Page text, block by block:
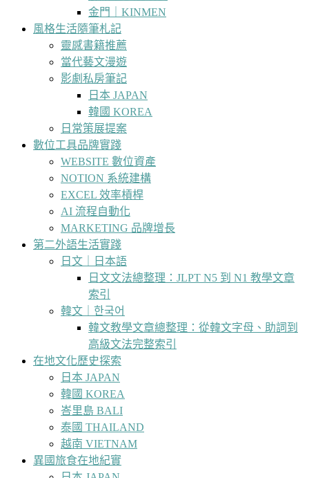
金門｜KINMEN
風格生活隨筆札記
靈感書籍推薦
當代藝文漫遊
影劇私房筆記
日本 JAPAN
韓國 KOREA
日常策展提案
數位工具品牌實踐
WEBSITE 數位資產
NOTION 系統建構
EXCEL 效率槓桿
AI 流程自動化
MARKETING 品牌增長
第二外語生活實踐
日文｜日本語
日文文法總整理：JLPT N5 到 N1 教學文章
索引
韓文｜한국어
韓文教學文章總整理：從韓文字母、助詞到
高級文法完整索引
在地文化歷史探索
日本 JAPAN
韓國 KOREA
峇里島 BALI
泰國 THAILAND
越南 VIETNAM
異國旅食在地紀實